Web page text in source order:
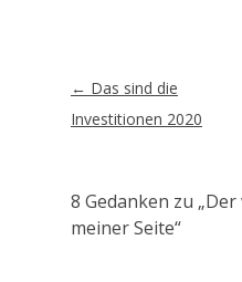
Artikel-
Navigation
← Das sind die
Investitionen 2020
8 Gedanken zu „Der
meiner Seite“